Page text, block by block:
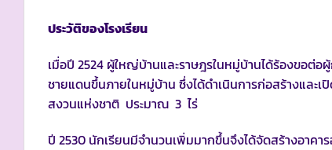
ประวัติของโรงเรียน
เมื่อปี 2524 ผู้ใหญ่บ้านและราษฎรในหมู่บ้านได้ร้องขอต่อ
ชายแดนขึ้นภายในหมู่บ้าน ซึ่งได้ดำเนินการก่อสร้างและเ
สงวนแห่งชาติ ประมาณ 3 ไร่
ปี 2530 นักเรียนมีจำนวนเพิ่มมากขึ้นจึงได้จัดสร้างอาคา